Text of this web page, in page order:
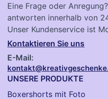
Eine Frage oder
antworten innerhalb von
Unser Kundenservice ist
Kontaktieren Sie uns
E-Mail:
UNSERE PRODUKTE
Boxershorts mit Foto